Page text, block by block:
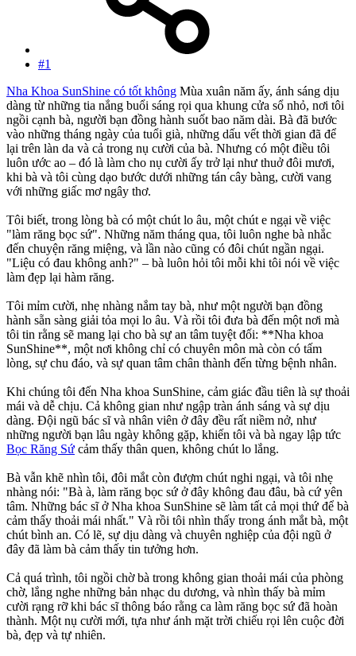
#1
Nha Khoa SunShine có tốt không Mùa xuân năm ấy, ánh sáng dịu
dàng từ những tia nắng buổi sáng rọi qua khung cửa sổ nhỏ, nơi tôi
ngồi cạnh bà, người bạn đồng hành suốt bao năm dài. Bà đã bước
vào những tháng ngày của tuổi già, những dấu vết thời gian đã để
lại trên làn da và cả trong nụ cười của bà. Nhưng có một điều tôi
luôn ước ao – đó là làm cho nụ cười ấy trở lại như thuở đôi mươi,
khi bà và tôi cùng dạo bước dưới những tán cây bàng, cười vang
với những giấc mơ ngây thơ.
Tôi biết, trong lòng bà có một chút lo âu, một chút e ngại về việc
"làm răng bọc sứ". Những năm tháng qua, tôi luôn nghe bà nhắc
đến chuyện răng miệng, và lần nào cũng có đôi chút ngần ngại.
"Liệu có đau không anh?" – bà luôn hỏi tôi mỗi khi tôi nói về việc
làm đẹp lại hàm răng.
Tôi mỉm cười, nhẹ nhàng nắm tay bà, như một người bạn đồng
hành sẵn sàng giải tỏa mọi lo âu. Và rồi tôi đưa bà đến một nơi mà
tôi tin rằng sẽ mang lại cho bà sự an tâm tuyệt đối: **Nha khoa
SunShine**, một nơi không chỉ có chuyên môn mà còn có tấm
lòng, sự chu đáo, và sự quan tâm chân thành đến từng bệnh nhân.
Khi chúng tôi đến Nha khoa SunShine, cảm giác đầu tiên là sự thoải
mái và dễ chịu. Cả không gian như ngập tràn ánh sáng và sự dịu
dàng. Đội ngũ bác sĩ và nhân viên ở đây đều rất niềm nở, như
những người bạn lâu ngày không gặp, khiến tôi và bà ngay lập tức
Bọc Răng Sứ cảm thấy thân quen, không chút lo lắng.
Bà vẫn khẽ nhìn tôi, đôi mắt còn đượm chút nghi ngại, và tôi nhẹ
nhàng nói: "Bà à, làm răng bọc sứ ở đây không đau đâu, bà cứ yên
tâm. Những bác sĩ ở Nha khoa SunShine sẽ làm tất cả mọi thứ để bà
cảm thấy thoải mái nhất." Và rồi tôi nhìn thấy trong ánh mắt bà, một
chút bình an. Có lẽ, sự dịu dàng và chuyên nghiệp của đội ngũ ở
đây đã làm bà cảm thấy tin tưởng hơn.
Cả quá trình, tôi ngồi chờ bà trong không gian thoải mái của phòng
chờ, lắng nghe những bản nhạc du dương, và nhìn thấy bà mỉm
cười rạng rỡ khi bác sĩ thông báo rằng ca làm răng bọc sứ đã hoàn
thành. Một nụ cười mới, tựa như ánh mặt trời chiếu rọi lên cuộc đời
bà, đẹp và tự nhiên.